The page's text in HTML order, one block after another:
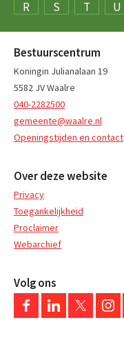
R
S T U
Bestuurscentrum
Koningin Julianalaan 19
5582 JV Waalre
040-2282500
gemeente@waalre.nl
Openingstijden en contact
Over deze website
Privacy
Toegankelijkheid
Proclaimer
Webarchief
Volg ons